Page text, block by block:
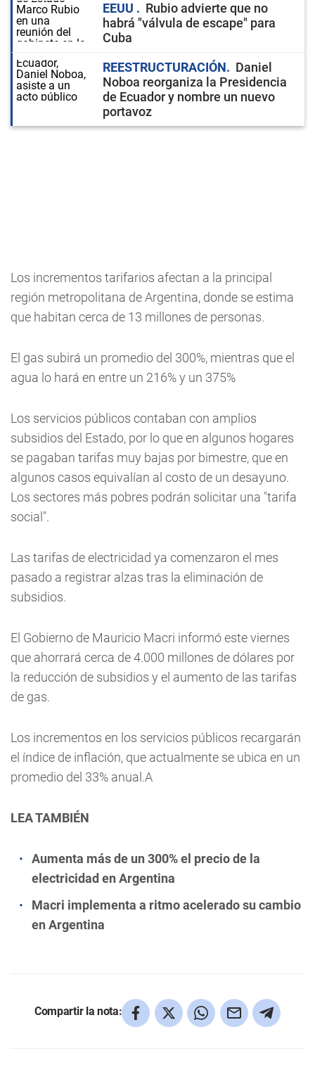
EEUU
Rubio advierte que no
habrá "válvula de escape" para
Cuba
REESTRUCTURACIÓN
Daniel
Noboa reorganiza la Presidencia
de Ecuador y nombre un nuevo
portavoz
Los incrementos tarifarios afectan a la principal
región metropolitana de Argentina, donde se estima
que habitan cerca de 13 millones de personas.
El gas subirá un promedio del 300%, mientras que el
agua lo hará en entre un 216% y un 375%
Los servicios públicos contaban con amplios
subsidios del Estado, por lo que en algunos hogares
se pagaban tarifas muy bajas por bimestre, que en
algunos casos equivalían al costo de un desayuno.
Los sectores más pobres podrán solicitar una "tarifa
social".
Las tarifas de electricidad ya comenzaron el mes
pasado a registrar alzas tras la eliminación de
subsidios.
El Gobierno de Mauricio Macri informó este viernes
que ahorrará cerca de 4.000 millones de dólares por
la reducción de subsidios y el aumento de las tarifas
de gas.
Los incrementos en los servicios públicos recargarán
el índice de inflación, que actualmente se ubica en un
promedio del 33% anual.A
LEA TAMBIÉN
Aumenta más de un 300% el precio de la
electricidad en Argentina
Macri implementa a ritmo acelerado su cambio
en Argentina
Compartir la nota: